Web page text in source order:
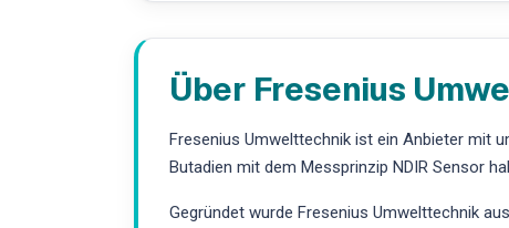
Über Fresenius
Fresenius Umwelttechnik ist ein Anbieter mit
Butadien mit dem Messprinzip NDIR Sensor
Gegründet wurde Fresenius Umwelttechnik